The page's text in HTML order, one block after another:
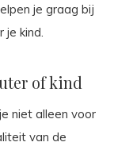
je graag bij
je kind.
of kind
niet alleen voor
van de